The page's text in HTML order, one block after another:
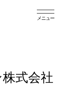
メニュー
式会社